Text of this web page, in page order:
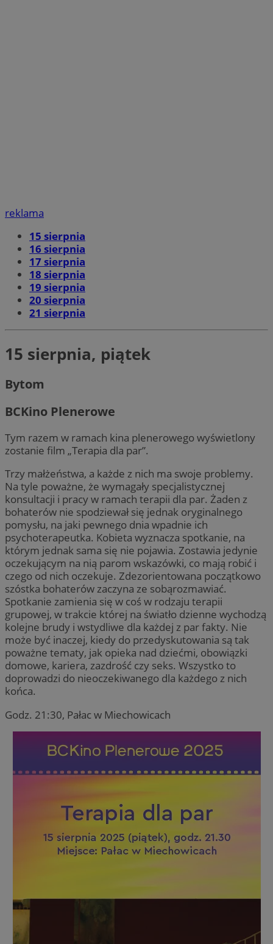
reklama
15 sierpnia
16 sierpnia
17 sierpnia
18 sierpnia
19 sierpnia
20 sierpnia
21 sierpnia
15 sierpnia, piątek
Bytom
BCKino Plenerowe
Tym razem w ramach kina plenerowego wyświetlony
zostanie film „Terapia dla par”.
Trzy małżeństwa, a każde z nich ma swoje problemy.
Na tyle poważne, że wymagały specjalistycznej
konsultacji i pracy w ramach terapii dla par. Żaden z
bohaterów nie spodziewał się jednak oryginalnego
pomysłu, na jaki pewnego dnia wpadnie ich
psychoterapeutka. Kobieta wyznacza spotkanie, na
którym jednak sama się nie pojawia. Zostawia jedynie
oczekującym na nią parom wskazówki, co mają robić i
czego od nich oczekuje. Zdezorientowana początkowo
szóstka bohaterów zaczyna ze sobąrozmawiać.
Spotkanie zamienia się w coś w rodzaju terapii
grupowej, w trakcie której na światło dzienne wychodzą
kolejne brudy i wstydliwe dla każdej z par fakty. Nie
może być inaczej, kiedy do przedyskutowania są tak
poważne tematy, jak opieka nad dziećmi, obowiązki
domowe, kariera, zazdrość czy seks. Wszystko to
doprowadzi do nieoczekiwanego dla każdego z nich
końca.
Godz. 21:30, Pałac w Miechowicach